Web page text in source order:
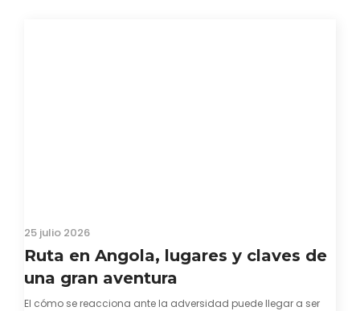
25 julio 2026
Ruta en Angola, lugares y claves de
una gran aventura
El cómo se reacciona ante la adversidad puede llegar a ser